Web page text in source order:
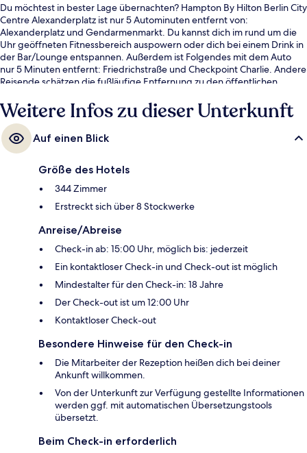
Du möchtest in bester Lage übernachten? Hampton By Hilton Berlin City
Centre Alexanderplatz ist nur 5 Autominuten entfernt von:
Alexanderplatz und Gendarmenmarkt. Du kannst dich im rund um die
Uhr geöffneten Fitnessbereich auspowern oder dich bei einem Drink in
der Bar/Lounge entspannen. Außerdem ist Folgendes mit dem Auto
nur 5 Minuten entfernt: Friedrichstraße und Checkpoint Charlie. Andere
Reisende schätzen die fußläufige Entfernung zu den öffentlichen
Straße sind es nur wenige Schritte und zur Straßenbahnhaltestelle
Mollstraße-Prenzlauer Allee sind es 4 Gehminuten.
Weitere Infos zu dieser Unterkunft
Auf einen Blick
Größe des Hotels
344 Zimmer
Erstreckt sich über 8 Stockwerke
Anreise/Abreise
Check-in ab: 15:00 Uhr, möglich bis: jederzeit
Ein kontaktloser Check-in und Check-out ist möglich
Mindestalter für den Check-in: 18 Jahre
Der Check-out ist um 12:00 Uhr
Kontaktloser Check-out
Besondere Hinweise für den Check-in
Die Mitarbeiter der Rezeption heißen dich bei deiner
Ankunft willkommen.
Von der Unterkunft zur Verfügung gestellte Informationen
werden ggf. mit automatischen Übersetzungstools
übersetzt.
Beim Check-in erforderlich